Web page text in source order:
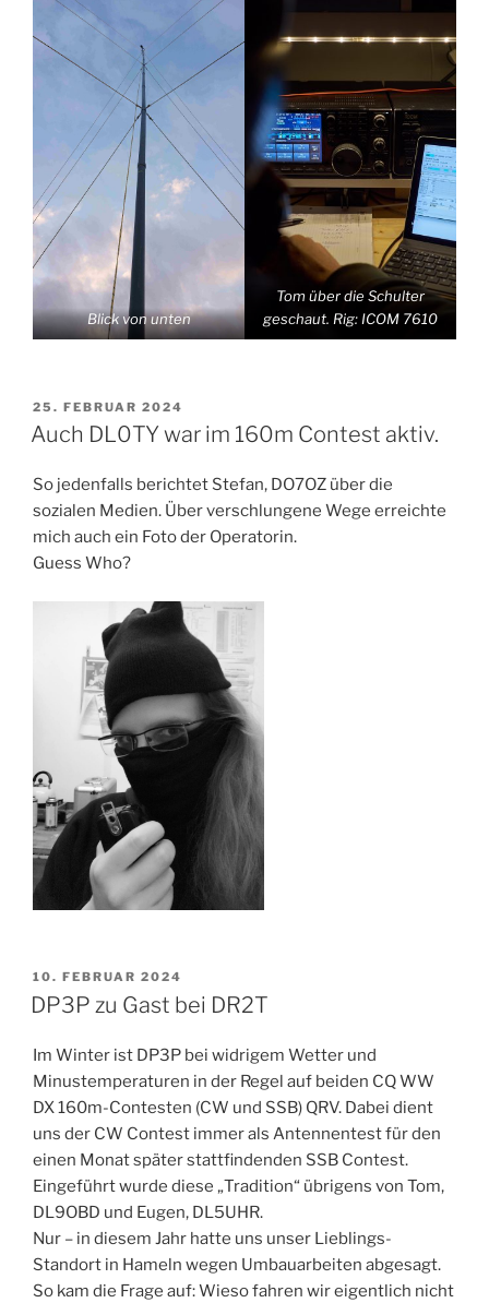
Blick von unten
Tom über die Schulter
geschaut. Rig: ICOM 7610
VERÖFFENTLICHT
AM
25. FEBRUAR 2024
Auch DL0TY war im 160m Contest aktiv.
So jedenfalls berichtet Stefan, DO7OZ über die
sozialen Medien. Über verschlungene Wege erreichte
mich auch ein Foto der Operatorin.
Guess Who?
VERÖFFENTLICHT
AM
10. FEBRUAR 2024
DP3P zu Gast bei DR2T
Im Winter ist DP3P bei widrigem Wetter und
Minustemperaturen in der Regel auf beiden CQ WW
DX 160m-Contesten (CW und SSB) QRV. Dabei dient
uns der CW Contest immer als Antennentest für den
einen Monat später stattfindenden SSB Contest.
Eingeführt wurde diese „Tradition“ übrigens von Tom,
DL9OBD und Eugen, DL5UHR.
Nur – in diesem Jahr hatte uns unser Lieblings-
Standort in Hameln wegen Umbauarbeiten abgesagt.
So kam die Frage auf: Wieso fahren wir eigentlich nicht